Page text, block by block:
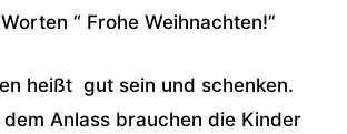
“ Frohe Weihnachten!”
heißt gut sein und schenken.
dem Anlass brauchen die Kinder